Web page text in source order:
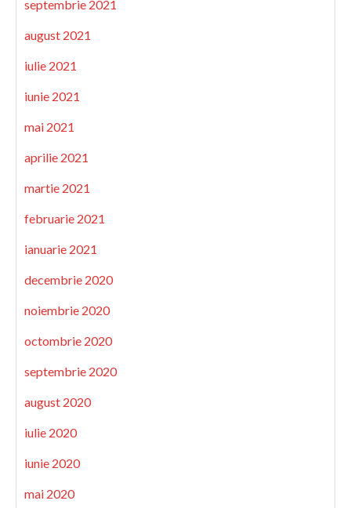
septembrie 2021
august 2021
iulie 2021
iunie 2021
mai 2021
aprilie 2021
martie 2021
februarie 2021
ianuarie 2021
decembrie 2020
noiembrie 2020
octombrie 2020
septembrie 2020
august 2020
iulie 2020
iunie 2020
mai 2020